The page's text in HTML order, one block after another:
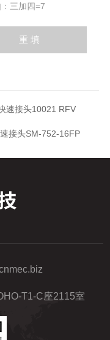
三加四=7
速接头10021 RFV
接头SM-752-16FP
T1-C座2115室